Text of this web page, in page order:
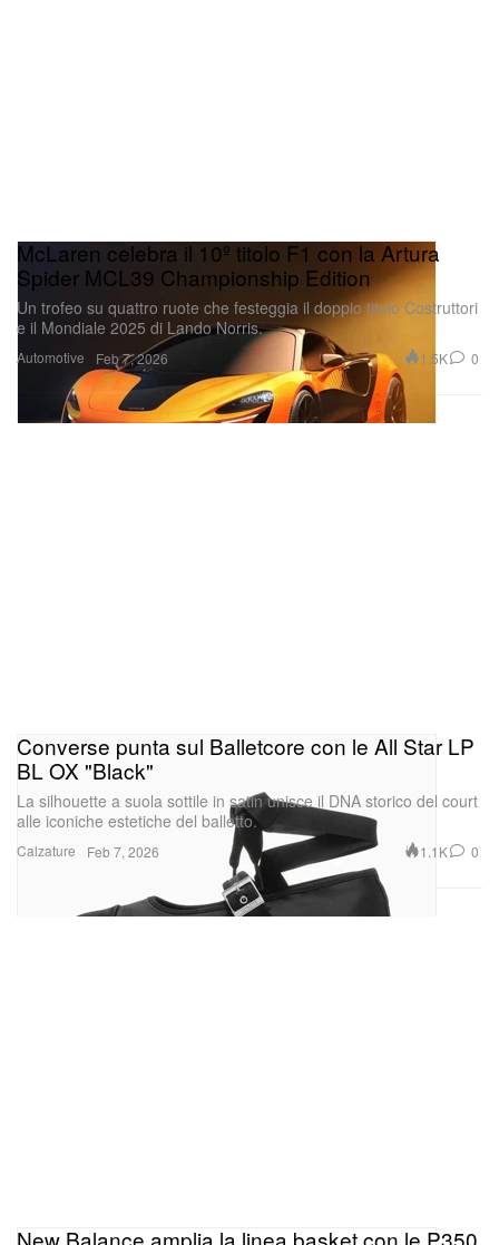
Automotive
McLaren celebra il 10º titolo F1 con la Artura
Spider MCL39 Championship Edition
Un trofeo su quattro ruote che festeggia il doppio titolo Costruttori
e il Mondiale 2025 di Lando Norris.
Feb 7, 2026 1.5K 0
Calzature
Converse punta sul Balletcore con le All Star LP
BL OX "Black"
La silhouette a suola sottile in satin unisce il DNA storico del court
alle iconiche estetiche del balletto.
Feb 7, 2026 1.1K 0
New Balance amplia la linea basket con le P350